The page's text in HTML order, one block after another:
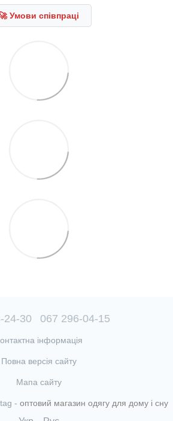
Умови співпраці
24-30 067 296-04-15
інформація
Повна версія сайту
Мапа сайту
- оптовий магазин одягу для дому і сну